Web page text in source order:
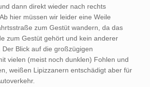
dann direkt wieder nach rechts
hier müssen wir leider eine Weile
zum Gestüt wandern, da das
zum Gestüt gehört und kein anderer
Der Blick auf die großzügigen
vielen (meist noch dunklen) Fohlen und
weißen Lipizzanern entschädigt aber für